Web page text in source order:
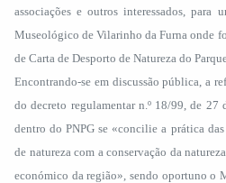
associações e outros interessados, para
Museológico de Vilarinho da Furna onde
de Carta de Desporto de Natureza do
Encontrando-se em discussão pública, a
do decreto regulamentar n.º 18/99, de
dentro do PNPG se «concilie a prática
de natureza com a conservação da
económico da região», sendo oportuno o